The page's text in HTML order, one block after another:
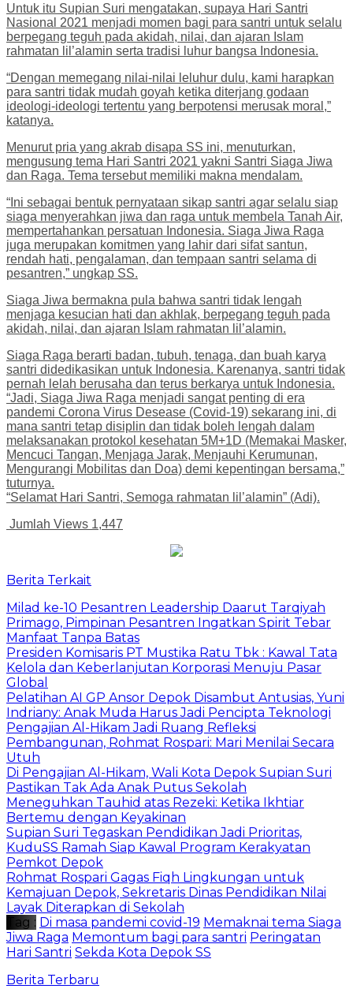
Untuk itu Supian Suri mengatakan, supaya Hari Santri
Nasional 2021 menjadi momen bagi para santri untuk selalu
berpegang teguh pada akidah, nilai, dan ajaran Islam
rahmatan lil’alamin serta tradisi luhur bangsa Indonesia.
“Dengan memegang nilai-nilai leluhur dulu, kami harapkan
para santri tidak mudah goyah ketika diterjang godaan
ideologi-ideologi tertentu yang berpotensi merusak moral,”
katanya.
Menurut pria yang akrab disapa SS ini, menuturkan,
mengusung tema Hari Santri 2021 yakni Santri Siaga Jiwa
dan Raga. Tema tersebut memiliki makna mendalam.
“Ini sebagai bentuk pernyataan sikap santri agar selalu siap
siaga menyerahkan jiwa dan raga untuk membela Tanah Air,
mempertahankan persatuan Indonesia. Siaga Jiwa Raga
juga merupakan komitmen yang lahir dari sifat santun,
rendah hati, pengalaman, dan tempaan santri selama di
pesantren,” ungkap SS.
Siaga Jiwa bermakna pula bahwa santri tidak lengah
menjaga kesucian hati dan akhlak, berpegang teguh pada
akidah, nilai, dan ajaran Islam rahmatan lil’alamin.
Siaga Raga berarti badan, tubuh, tenaga, dan buah karya
santri didedikasikan untuk Indonesia. Karenanya, santri tidak
pernah lelah berusaha dan terus berkarya untuk Indonesia.
“Jadi, Siaga Jiwa Raga menjadi sangat penting di era
pandemi Corona Virus Desease (Covid-19) sekarang ini, di
mana santri tetap disiplin dan tidak boleh lengah dalam
melaksanakan protokol kesehatan 5M+1D (Memakai Masker,
Mencuci Tangan, Menjaga Jarak, Menjauhi Kerumunan,
Mengurangi Mobilitas dan Doa) demi kepentingan bersama,”
tuturnya.
“Selamat Hari Santri, Semoga rahmatan lil’alamin” (Adi).
Jumlah Views 1,447
Berita Terkait
Milad ke-10 Pesantren Leadership Daarut Tarqiyah
Primago, Pimpinan Pesantren Ingatkan Spirit Tebar
Manfaat Tanpa Batas
Presiden Komisaris PT Mustika Ratu Tbk : Kawal Tata
Kelola dan Keberlanjutan Korporasi Menuju Pasar
Global
Pelatihan AI GP Ansor Depok Disambut Antusias, Yuni
Indriany: Anak Muda Harus Jadi Pencipta Teknologi
Pengajian Al-Hikam Jadi Ruang Refleksi
Pembangunan, Rohmat Rospari: Mari Menilai Secara
Utuh
Di Pengajian Al-Hikam, Wali Kota Depok Supian Suri
Pastikan Tak Ada Anak Putus Sekolah
Meneguhkan Tauhid atas Rezeki: Ketika Ikhtiar
Bertemu dengan Keyakinan
Supian Suri Tegaskan Pendidikan Jadi Prioritas,
KuduSS Ramah Siap Kawal Program Kerakyatan
Pemkot Depok
Rohmat Rospari Gagas Fiqh Lingkungan untuk
Kemajuan Depok, Sekretaris Dinas Pendidikan Nilai
Layak Diterapkan di Sekolah
Tag : Di masa pandemi covid-19 Memaknai tema Siaga
Jiwa Raga Memontum bagi para santri Peringatan
Hari Santri Sekda Kota Depok SS
Berita Terbaru